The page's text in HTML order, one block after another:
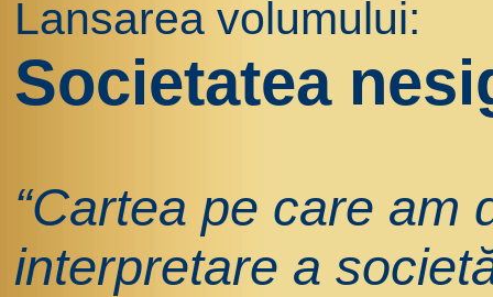
Lansarea volumului:
Societatea
“Cartea pe care am
interpretare a